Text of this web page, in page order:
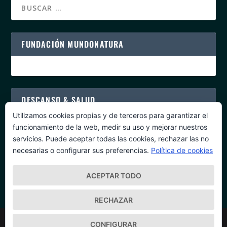
FUNDACIÓN MUNDONATURA
DESCANSO & SALUD
PROGRAMAS DE SALUD
Elegant Themes| Desarrollado por
Utilizamos cookies propias y de terceros para garantizar el
funcionamiento de la web, medir su uso y mejorar nuestros
servicios. Puede aceptar todas las cookies, rechazar las no
necesarias o configurar sus preferencias. Política de cookies
ACEPTAR TODO
RECHAZAR
CONFIGURAR